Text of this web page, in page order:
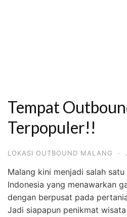
Tempat
Terpopuler!!
LOKASI OUTBOUND MALANG ·
Malang kini menjadi salah
Indonesia yang menawarkan
dengan berpusat pada
Jadi siapapun penikmat